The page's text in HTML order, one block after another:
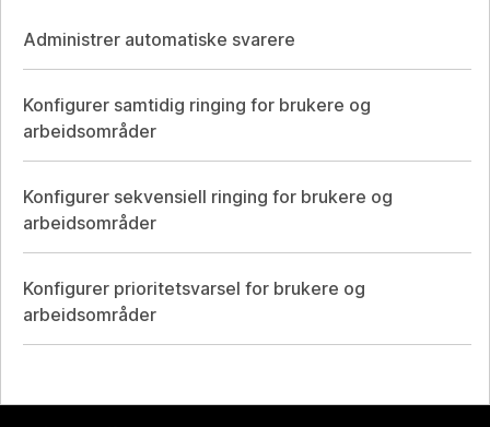
Administrer automatiske svarere
Konfigurer samtidig ringing for brukere og
arbeidsområder
Konfigurer sekvensiell ringing for brukere og
arbeidsområder
Konfigurer prioritetsvarsel for brukere og
arbeidsområder